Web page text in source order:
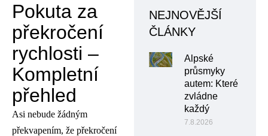
Pokuta za
překročení
rychlosti –
Kompletní
přehled
Asi nebude žádným
překvapením, že překročení
NEJNOVĚJŠÍ
ČLÁNKY
Alpské
průsmyky
autem: Které
zvládne
každý
7.8.2026